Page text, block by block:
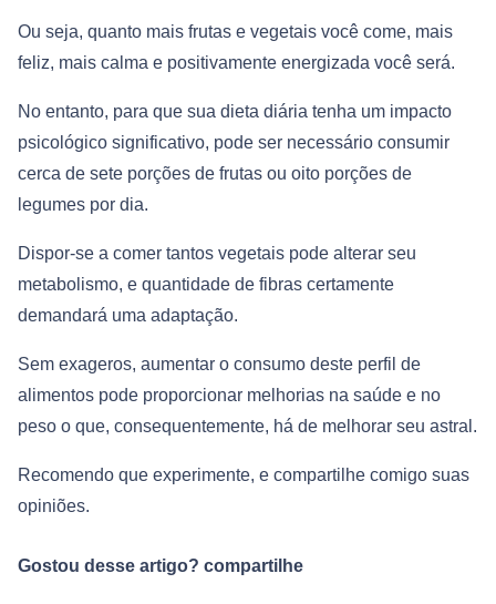
Ou seja, quanto mais frutas e vegetais você come, mais
feliz, mais calma e positivamente energizada você será.
No entanto, para que sua dieta diária tenha um impacto
psicológico significativo, pode ser necessário consumir
cerca de sete porções de frutas ou oito porções de
legumes por dia.
Dispor-se a comer tantos vegetais pode alterar seu
metabolismo, e quantidade de fibras certamente
demandará uma adaptação.
Sem exageros, aumentar o consumo deste perfil de
alimentos pode proporcionar melhorias na saúde e no
peso o que, consequentemente, há de melhorar seu astral.
Recomendo que experimente, e compartilhe comigo suas
opiniões.
Gostou desse artigo? compartilhe